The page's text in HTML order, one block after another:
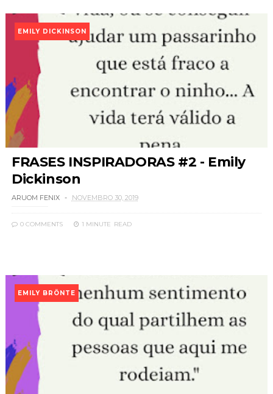
EMILY DICKINSON
FRASES INSPIRADORAS #2 - Emily
Dickinson
ARUOM FENIX NOVEMBRO 30, 2019
0 COMMENTS 1 MINUTE READ
EMILY BRÖNTE